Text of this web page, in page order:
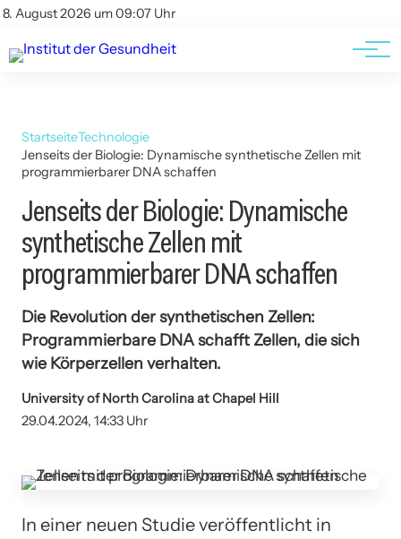
8. August 2026 um 09:07 Uhr
Kontakt
Kontakt
AGBs
StartseiteTechnologie
Jenseits der Biologie: Dynamische synthetische Zellen mit
programmierbarer DNA schaffen
Jenseits der Biologie: Dynamische
synthetische Zellen mit
programmierbarer DNA schaffen
Die Revolution der synthetischen Zellen:
Programmierbare DNA schafft Zellen, die sich
wie Körperzellen verhalten.
University of North Carolina at Chapel Hill
29.04.2024, 14:33 Uhr
In einer neuen Studie veröffentlicht in